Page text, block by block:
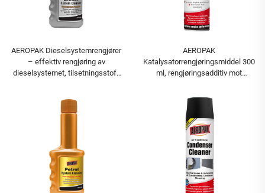
AEROPAK Dieselsystemrengjører
– effektiv rengjøring av
dieselsystemet, tilsetningsstoff
AEROPAK
Katalysatorrengjøringsmiddel 300
ml, rengjøringsadditiv mot